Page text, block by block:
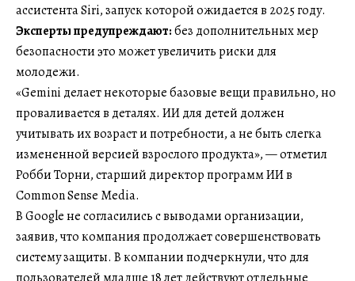
ассистента Siri, запуск которой ожидается в 2025 году.
Эксперты предупреждают:без дополнительных мер
безопасности это может увеличить риски для
молодежи.
«Gemini делает некоторые базовые вещи правильно, но
проваливается в деталях. ИИ для детей должен
учитывать их возраст и потребности, а не быть слегка
измененной версией взрослого продукта», — отметил
Робби Торни, старший директор программ ИИ в
Common Sense Media.
В Google не согласились с выводами организации,
заявив, что компания продолжает совершенствовать
систему защиты. В компании подчеркнули, что для